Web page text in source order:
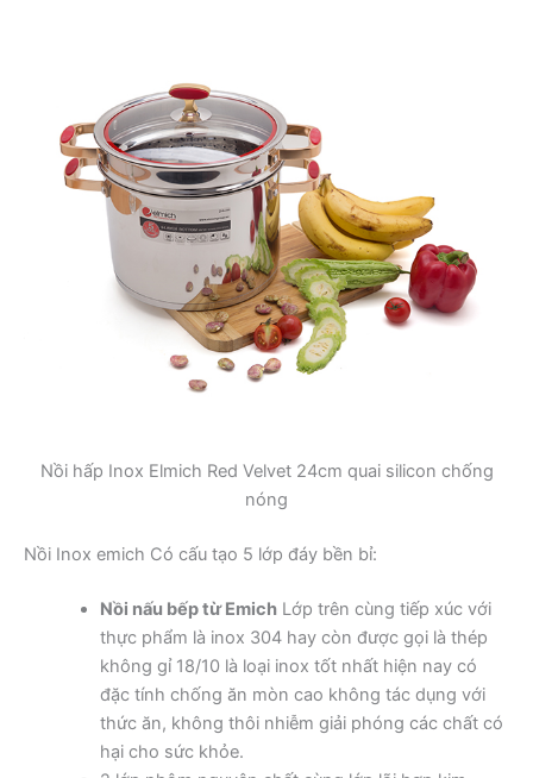
Nồi hấp Inox Elmich Red Velvet 24cm quai silicon chống
nóng
Nồi Inox emich Có cấu tạo 5 lớp đáy bền bỉ:
Nồi nấu bếp từ EmichLớp trên cùng tiếp xúc với
thực phẩm là inox 304 hay còn được gọi là thép
không gỉ 18/10 là loại inox tốt nhất hiện nay có
đặc tính chống ăn mòn cao không tác dụng với
thức ăn, không thôi nhiễm giải phóng các chất có
hại cho sức khỏe.